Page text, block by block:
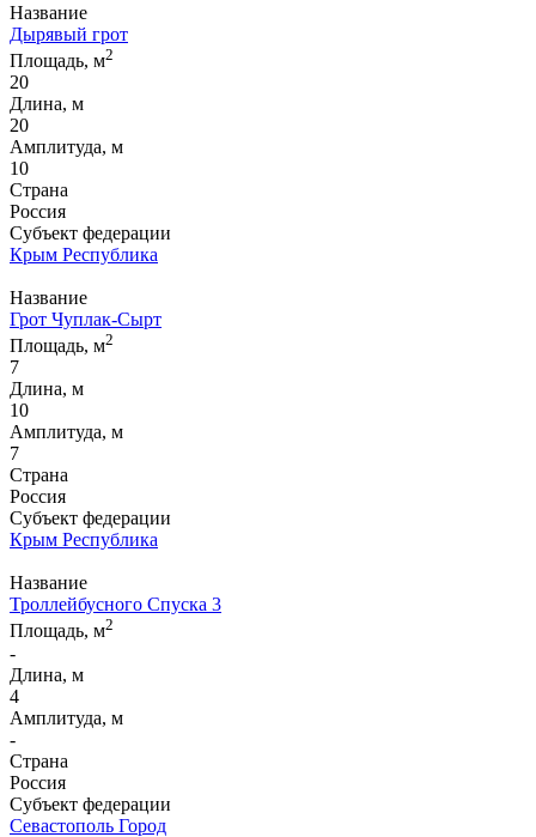
Название
Дырявый грот
Площадь, м2
20
Длина, м
20
Амплитуда, м
10
Страна
Россия
Субъект федерации
Крым Республика
Название
Грот Чуплак-Сырт
Площадь, м2
7
Длина, м
10
Амплитуда, м
7
Страна
Россия
Субъект федерации
Крым Республика
Название
Троллейбусного Спуска 3
Площадь, м2
-
Длина, м
4
Амплитуда, м
-
Страна
Россия
Субъект федерации
Севастополь Город